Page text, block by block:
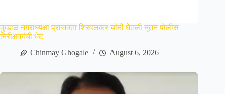
कुडाळ नगराध्यक्षा प्राजक्ता शिरवलकर यांनी घेतली नूतन पोलीस
निरीक्षकांची भेट
Chinmay Ghogale
August 6, 2026